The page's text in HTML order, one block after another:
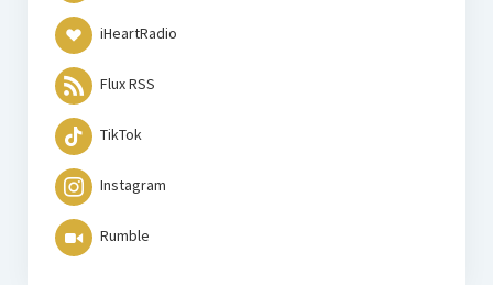
iHeartRadio
Flux RSS
TikTok
Instagram
Rumble